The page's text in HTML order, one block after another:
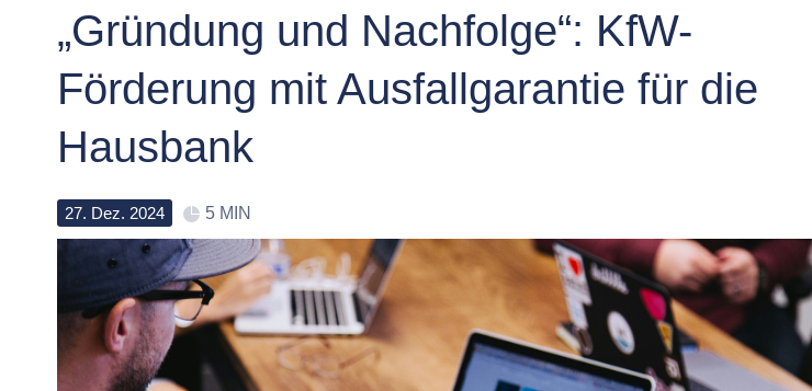
„Gründung und Nachfolge“: KfW-
Förderung mit Ausfallgarantie für die
Hausbank
27. Dez. 2024 5 MIN